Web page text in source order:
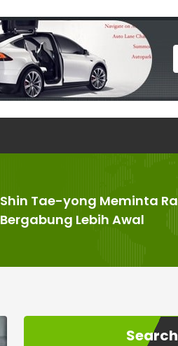
Shin Tae-yong Meminta
Bergabung Lebih Awal
Search